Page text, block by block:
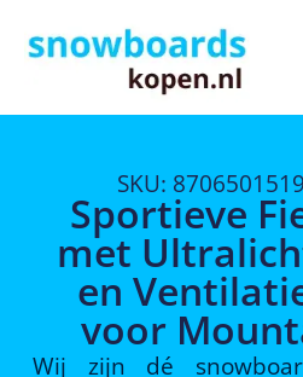
SKU:
Sportieve
met
en
voor
Wij zijn dé